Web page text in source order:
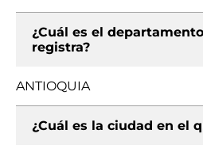
¿Cuál es el
registra?
ANTIOQUIA
¿Cuál es la ciudad en el